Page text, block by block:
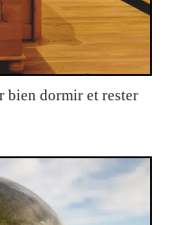
bien dormir et rester